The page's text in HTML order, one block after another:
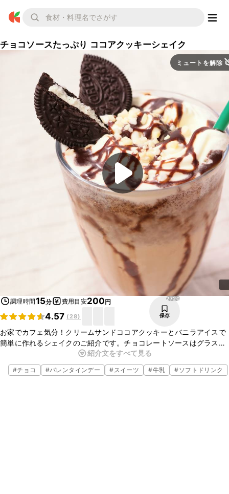
チョコソースたっぷり ココアクッキーシェイク
ミュートを解除
調理時間15分 費用目安200円
4.57 (28)
2720
保存
お家でカフェ気分！クリームサンドココアクッキーとバニラアイスで
簡単に作れるシェイクのご紹介です。チョコレートソースはグラスに
垂らし、見た目にもかわいらしく仕上げました。おもてなしにもピッ
タリです。お好きなトッピングでお楽しみくださいね。
紹介文をすべて見る
#チョコ #バレンタインデー #スイーツ #牛乳 #ソフトドリンク